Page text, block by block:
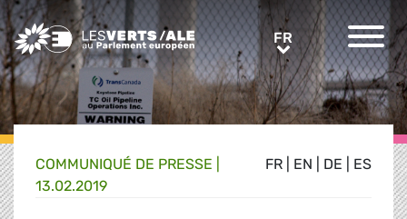
Greens/EFA Home FR FR
FR EN DE ES
COMMUNIQUÉ DE PRESSE
13.02.2019